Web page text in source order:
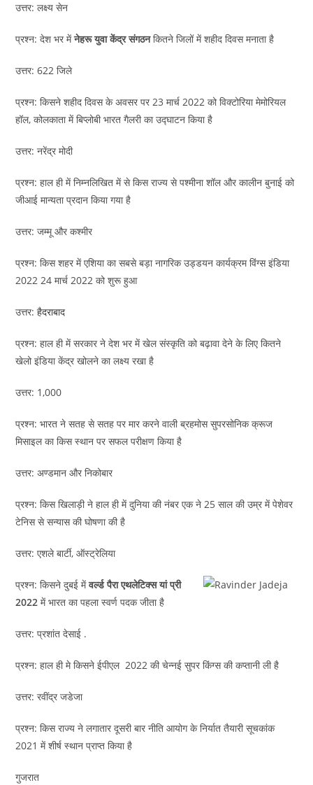
उत्तर: लक्ष्य सेन
प्रश्न: देश भर मेंनेहरू युवा केंद्र संगठनकितने जिलों में शहीद दिवस मनाता है
उत्तर: 622 जिले
प्रश्न: किसने शहीद दिवस के अवसर पर 23 मार्च 2022 को विक्टोरिया मेमोरियल
हॉल, कोलकाता में बिप्लोबी भारत गैलरी का उद्घाटन किया है
उत्तर: नरेंद्र मोदी
प्रश्न: हाल ही में निम्नलिखित में से किस राज्य से पश्मीना शॉल और कालीन बुनाई को
जीआई मान्यता प्रदान किया गया है
उत्तर: जम्मू और कश्मीर
प्रश्न: किस शहर में एशिया का सबसे बड़ा नागरिक उड्डयन कार्यक्रम विंग्स इंडिया
2022 24 मार्च 2022 को शुरू हुआ
उत्तर: हैदराबाद
प्रश्न: हाल ही में सरकार ने देश भर में खेल संस्कृति को बढ़ावा देने के लिए कितने
खेलो इंडिया केंद्र खोलने का लक्ष्य रखा है
उत्तर: 1,000
प्रश्न: भारत ने सतह से सतह पर मार करने वाली ब्रहमोस सुपरसोनिक क्रूज
मिसाइल का किस स्थान पर सफल परीक्षण किया है
उत्तर: अण्डमान और निकोबार
प्रश्न: किस खिलाड़ी ने हाल ही में दुनिया की नंबर एक ने 25 साल की उम्र में पेशेवर
टेनिस से सन्यास की घोषणा की है
उत्तर: एशले बार्टी, ऑस्ट्रेलिया
प्रश्न: किसने दुबई मेंवर्ल्ड पैरा एथलेटिक्स यां प्री
2022 में भारत का पहला स्वर्ण पदक जीता है
उत्तर: प्रशांत देसाई .
प्रश्न: हाल ही मे किसने ईपीएल 2022 की चेन्नई सुपर किंग्स की कप्तानी ली है
उत्तर: रवींद्र जडेजा
प्रश्न: किस राज्य ने लगातार दूसरी बार नीति आयोग के निर्यात तैयारी सूचकांक
2021 में शीर्ष स्थान प्राप्त किया है
गुजरात